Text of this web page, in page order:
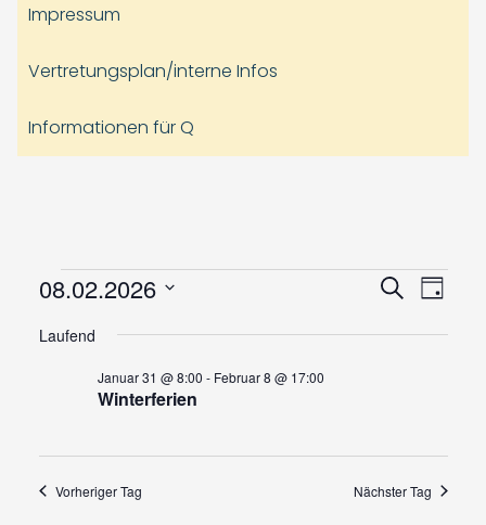
Impressum
Vertretungsplan/interne Infos
Informationen für Q
Veranstaltungen
für
Februar
8,
2026
und
SucheTag
08.02.2026
wählen.
Laufend
Winterferien
Januar 31 @ 8:00 - Februar 8 @ 17:00
Vorheriger Tag Nächster Tag